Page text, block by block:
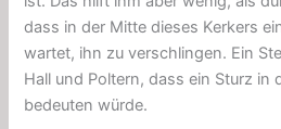
dass in der Mitte dieses Kerkers
wartet, ihn zu verschlingen. Ein
Hall und Poltern, dass ein Sturz in
bedeuten würde.